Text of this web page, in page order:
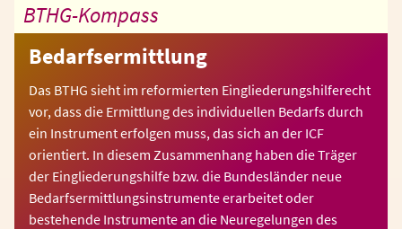
BTHG-Kompass
Bedarfsermittlung
Das BTHG sieht im reformierten Eingliederungshilferecht
vor, dass die Ermittlung des individuellen Bedarfs durch
ein Instrument erfolgen muss, das sich an der ICF
orientiert. In diesem Zusammenhang haben die Träger
der Eingliederungshilfe bzw. die Bundesländer neue
Bedarfsermittlungsinstrumente erarbeitet oder
bestehende Instrumente an die Neuregelungen des